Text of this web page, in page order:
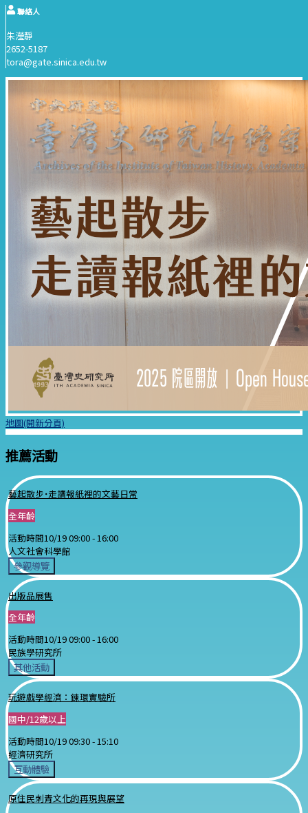
聯絡人
朱瀅靜
2652-5187
tora@gate.sinica.edu.tw
地圖(開新分頁)
推薦活動
藝起散步˙走讀報紙裡的文藝日常
全年齡
活動時間10/19 09:00 -16:00
人文社會科學館
參觀導覽
出版品展售
全年齡
活動時間10/19 09:00 -16:00
民族學研究所
其他活動
玩遊戲學經濟：鍊環實驗所
國中/12歲以上
活動時間10/19 09:30 - 15:10
經濟研究所
互動體驗
原住民刺青文化的再現與展望